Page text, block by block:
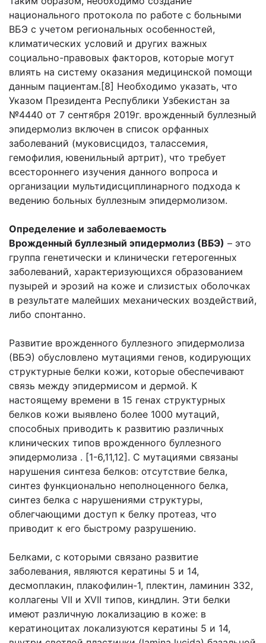
национального протокола по работе с больными
ВБЭ с учетом региональных особенностей,
климатических условий и других важных
социально-правовых факторов, которые могут
влиять на систему оказания медицинской помощи
данным пациентам.[8] Необходимо указать, что
Указом Президента Республики Узбекистан за
№4440 от 7 сентября 2019г. врожденный буллезный
эпидермолиз включен в список орфанных
заболеваний (муковисцидоз, талассемия,
гемофилия, ювенильный артрит), что требует
всестороннего изучения данного вопроса и
организации мультидисциплинарного подхода к
ведению больных буллезным эпидермолизом.
Определение и заболеваемость
Врожденный буллезный эпидермолиз (ВБЭ) – это
группа генетически и клинически гетерогенных
заболеваний, характеризующихся образованием
пузырей и эрозий на коже и слизистых оболочках
в результате малейших механических воздействий,
либо спонтанно.
Развитие врожденного буллезного эпидермолиза
(ВБЭ) обусловлено мутациями генов, кодирующих
структурные белки кожи, которые обеспечивают
связь между эпидермисом и дермой. К
настоящему времени в 15 генах структурных
белков кожи выявлено более 1000 мутаций,
способных приводить к развитию различных
клинических типов врожденного буллезного
эпидермолиза . [1-6,11,12]. С мутациями связаны
нарушения синтеза белков: отсутствие белка,
синтез функционально неполноценного белка,
синтез белка с нарушениями структуры,
облегчающими доступ к белку протеаз, что
приводит к его быстрому разрушению.
Белками, с которыми связано развитие
заболевания, являются кератины 5 и 14,
десмоплакин, плакофилин-1, плектин, ламинин 332,
коллагены VII и XVII типов, киндлин. Эти белки
имеют различную локализацию в коже: в
кератиноцитах локализуются кератины 5 и 14,